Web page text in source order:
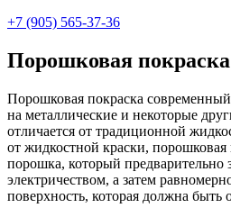
+7 (905) 565-37-36
Порошковая покраска
Порошковая покраска
на металлические и некоторые
отличается от традиционной
от жидкостной краски, порошковая
порошка, который предварительно
электричеством, а затем
поверхность, которая должна быть